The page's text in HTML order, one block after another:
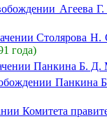
Агеева Г.
Столярова Н.
года)
Панкина Б.
Панкина
Комитета